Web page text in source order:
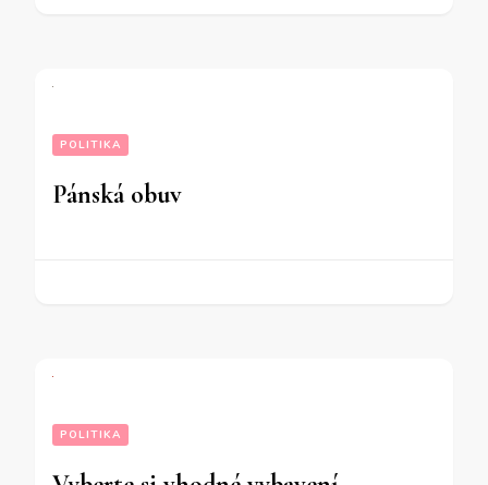
POLITIKA
Pánská obuv
POLITIKA